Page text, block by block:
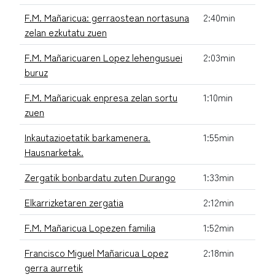
F.M. Mañaricua: gerraostean nortasuna
zelan ezkutatu zuen
2:40min
F.M. Mañaricuaren Lopez lehengusuei
buruz
2:03min
F.M. Mañaricuak enpresa zelan sortu
zuen
1:10min
Inkautazioetatik barkamenera.
Hausnarketak.
1:55min
Zergatik bonbardatu zuten Durango
1:33min
Elkarrizketaren zergatia
2:12min
F.M. Mañaricua Lopezen familia
1:52min
Francisco Miguel Mañaricua Lopez
gerra aurretik
2:18min